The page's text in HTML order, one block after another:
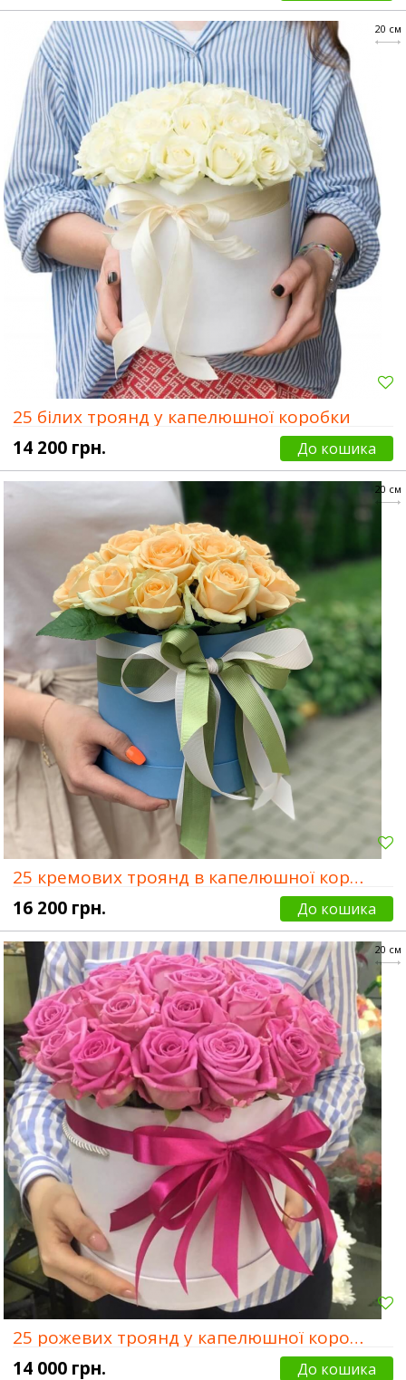
20 см
25 білих троянд у капелюшної коробки
14 200 грн.
До кошика
20 см
25 кремових троянд в капелюшної коробки
16 200 грн.
До кошика
20 см
25 рожевих троянд у капелюшної коробки
14 000 грн.
До кошика